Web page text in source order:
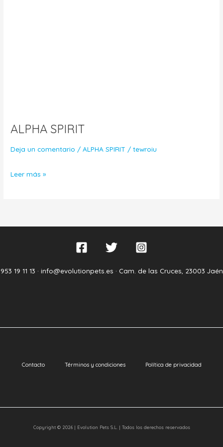
ALPHA SPIRIT
Deja un comentario /ALPHA SPIRIT /tewroiu
Leer más »
953 19 11 13 · info@evolutionpets.es · Cam. de las Cruces, 23003 Jaén
Contacto Términos y condiciones Política de privacidad
Copyright © 2026 | Evolution Pets S.L. | Todos los derechos reservados